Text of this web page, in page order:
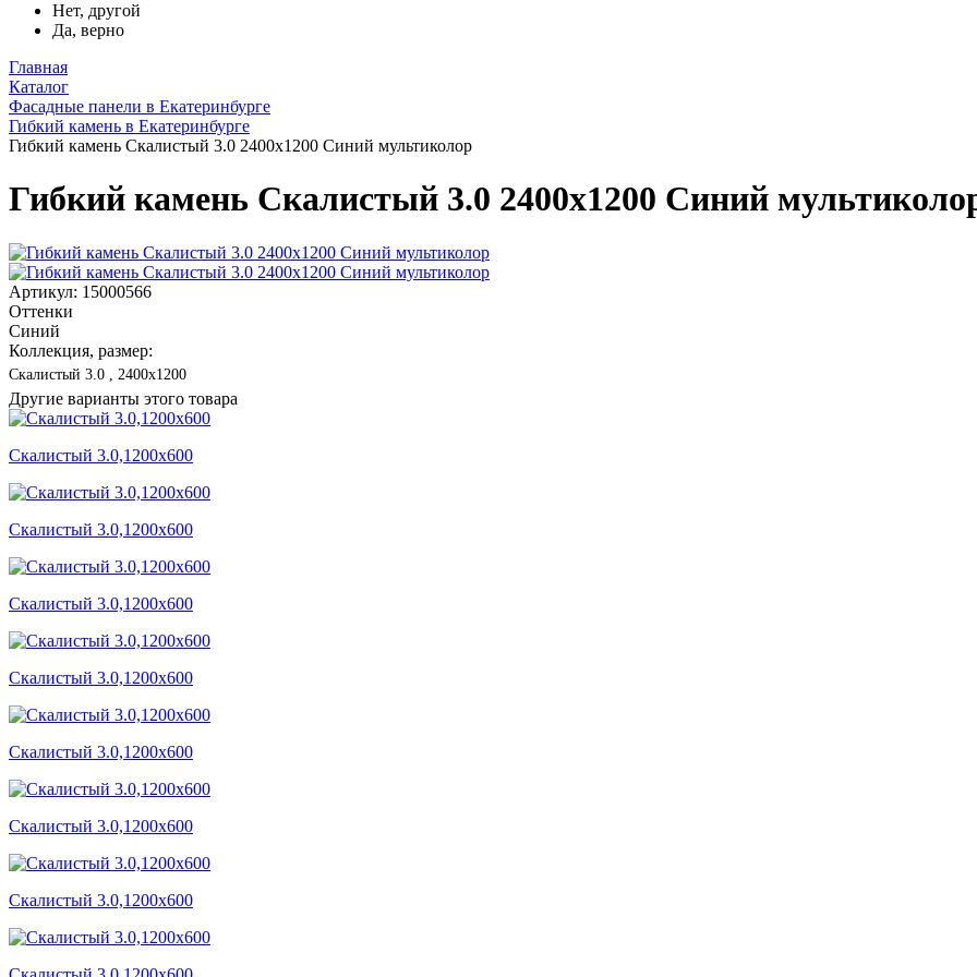
Нет, другой
Да, верно
Главная
Каталог
Фасадные панели в Екатеринбурге
Гибкий камень в Екатеринбурге
Гибкий камень Скалистый 3.0 2400x1200 Синий мультиколор
Гибкий камень Скалистый 3.0 2400x1200 Синий
Артикул: 15000566
Оттенки
Синий
Коллекция, размер:
Скалистый 3.0 , 2400x1200
Другие варианты этого товара
Скалистый 3.0,1200x600
Скалистый 3.0,1200x600
Скалистый 3.0,1200x600
Скалистый 3.0,1200x600
Скалистый 3.0,1200x600
Скалистый 3.0,1200x600
Скалистый 3.0,1200x600